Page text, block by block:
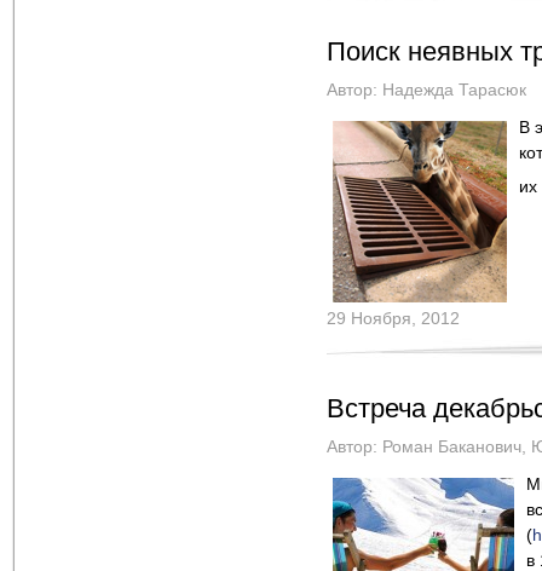
Поиск неявных
Автор: Надежда Тарасюк
В
29 Ноября, 2012
Встреча
Автор: Роман Баканович
(
в